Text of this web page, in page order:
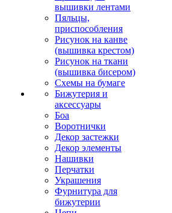
вышивки лентами
Пяльцы,
приспособления
Рисунок на канве
(вышивка крестом)
Рисунок на ткани
(вышивка бисером)
Схемы на бумаге
Бижутерия и
аксессуары
Боа
Воротнички
Декор застежки
Декор элементы
Нашивки
Перчатки
Украшения
Фурнитура для
бижутерии